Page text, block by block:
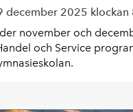
december 2025 klockan
november och
och Service